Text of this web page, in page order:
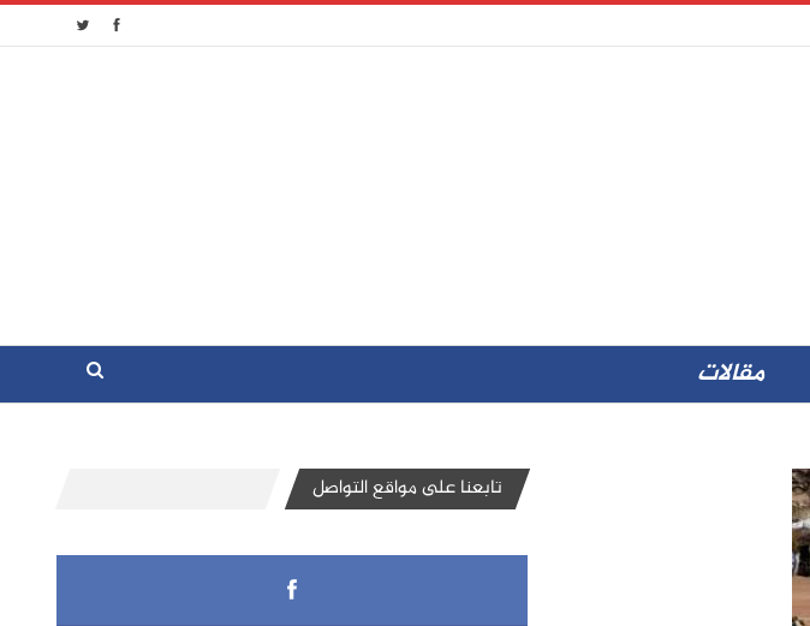
مقالات
تابعنا على مواقع التواصل